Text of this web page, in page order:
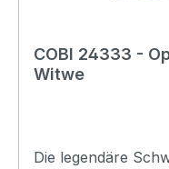
COBI 24333 -
Witwe
Die legendäre